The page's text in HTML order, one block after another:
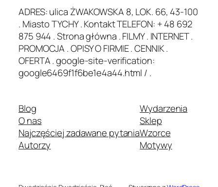
ADRES: ulica ŻWAKOWSKA 8, LOK. 66, 43-100
. Miasto TYCHY . Kontakt TELEFON: + 48 692
875 944 . Strona główna . FILMY . INTERNET .
PROMOCJA . OPISY O FIRMIE . CENNIK .
OFERTA . google-site-verification:
google6469f1f6be1e4a44.html / .
Blog
O nas
Najczęściej zadawane pytania
Autorzy
Wydarzenia
Sklep
Wzorce
Motywy